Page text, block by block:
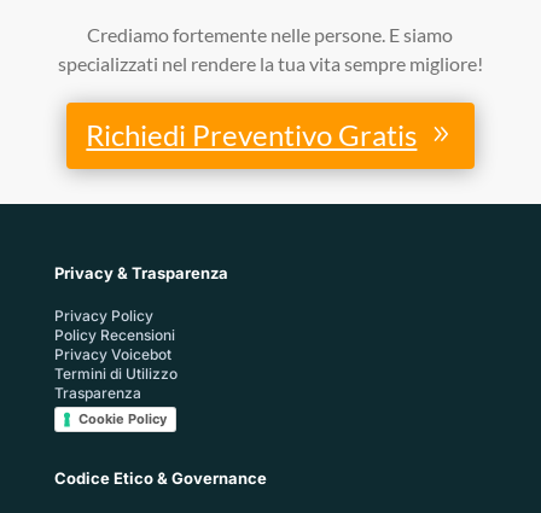
Crediamo fortemente nelle persone. E siamo
specializzati nel rendere la tua vita sempre migliore!
Richiedi Preventivo Gratis
Privacy & Trasparenza
Privacy Policy
Policy Recensioni
Privacy Voicebot
Termini di Utilizzo
Trasparenza
Cookie Policy
Codice Etico & Governance